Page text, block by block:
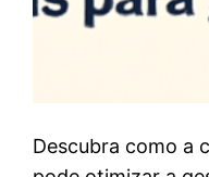
Descubra como a